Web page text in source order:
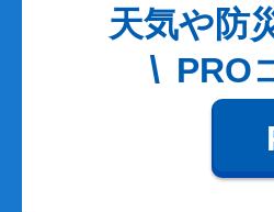
天気や防
PRO